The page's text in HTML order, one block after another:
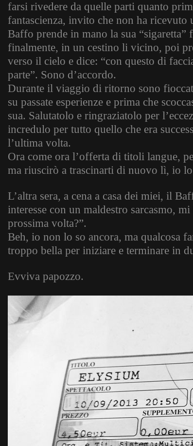
farsi rivedere da quelle parti quanto
fantascienza, invito che non ha ricevuto
Baffo prende in mano la sua
finalmente, in un cestino li vicino, poi
verso il cielo e dice: “con questo di
parte”. Sono d’accordo.
Durante il viaggio di ritorno sono
su passate esperienze e prima che
sua. Salutatolo e ringraziatolo per
incredulo per tutto quello che era
l’ultima volta.
Ora come ora l’offerta di titoli langue,
ma riuscirò a trascinarti di nuovo lì, io
L’altra sera, a cena a casa dei miei, il
interesse con un maldestro sarcasmo,
prossima volta?”.
Beh, io non lo so ancora, ma qualcosa
troppo bella per iniziare e terminare in
Evviva papozzo.